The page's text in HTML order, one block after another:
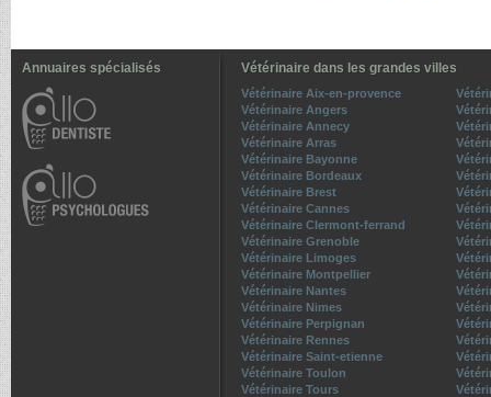
Annuaires spécialisés Vétérinaire dans les grandes villes
Vétérinaire Aix-en-provence
Vétérinaire Angers
Vétérinaire Annecy
Vétérinaire Arras
Vétérinaire Bayonne
Vétérinaire Bordeaux
Vétérinaire Brest
Vétérinaire Cannes
Vétérinaire Clermont-ferrand
Vétérinaire Grenoble
Vétérinaire Limoges
Vétérinaire Montpellier
Vétérinaire Nantes
Vétérinaire Nimes
Vétérinaire Perpignan
Vétérinaire Rennes
Vétérinaire Saint-etienne
Vétérinaire Toulon
Vétérinaire Tours